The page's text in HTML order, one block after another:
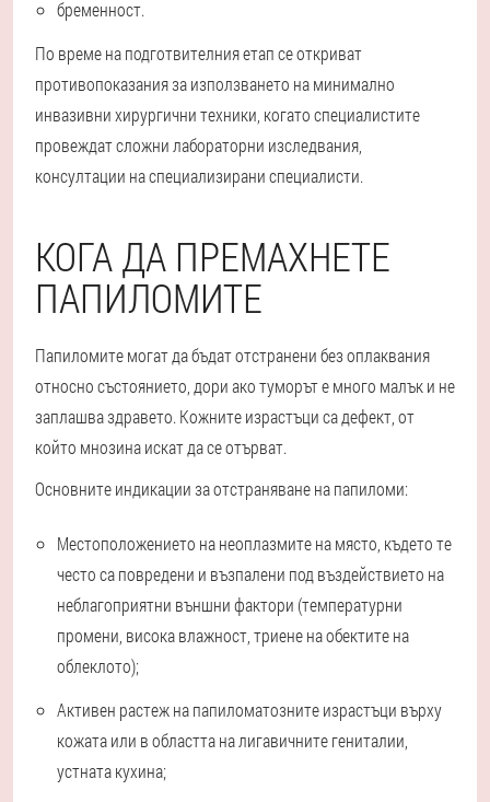
бременност.
По време на подготвителния етап се откриват
противопоказания за използването на минимално
инвазивни хирургични техники, когато специалистите
провеждат сложни лабораторни изследвания,
консултации на специализирани специалисти.
КОГА ДА ПРЕМАХНЕТЕ
ПАПИЛОМИТЕ
Папиломите могат да бъдат отстранени без оплаквания
относно състоянието, дори ако туморът е много малък и не
заплашва здравето. Кожните израстъци са дефект, от
който мнозина искат да се отърват.
Основните индикации за отстраняване на папиломи:
Местоположението на неоплазмите на място, където те
често са повредени и възпалени под въздействието на
неблагоприятни външни фактори (температурни
промени, висока влажност, триене на обектите на
облеклото);
Активен растеж на папиломатозните израстъци върху
кожата или в областта на лигавичните гениталии,
устната кухина;